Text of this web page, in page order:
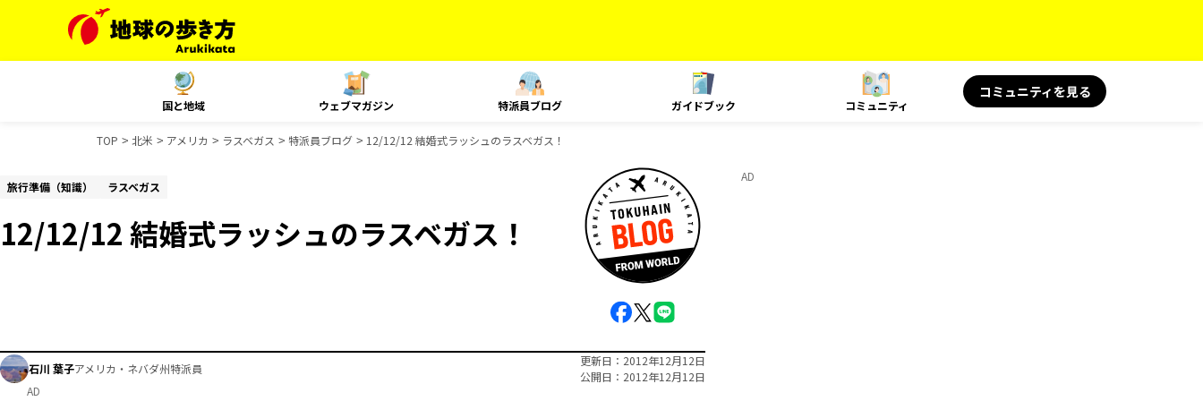
国と地域 ウェブマガジン 特派員ブログ ガイドブック コミュニティ
コミュニティを見る
TOP 北米 アメリカ ラスベガス 特派員ブログ 12/12/12 結婚式ラッシュのラスベガス！
旅行準備（知識） ラスベガス
12/12/12 結婚式ラッシュのラスベガス！
石川 葉子アメリカ・ネバダ州特派員
更新日
2012年12月12日
公開日
2012年12月12日
AD
AD